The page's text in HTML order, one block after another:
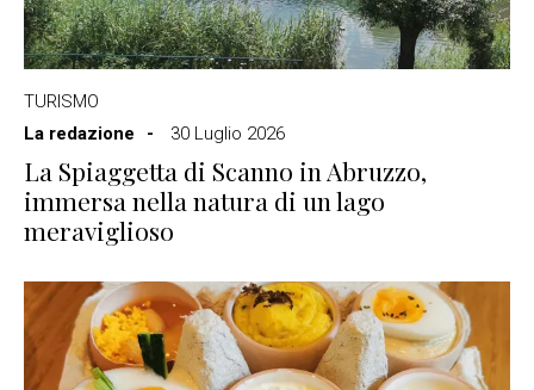
TURISMO
La redazione
30 Luglio 2026
La Spiaggetta di Scanno in Abruzzo,
immersa nella natura di un lago
meraviglioso